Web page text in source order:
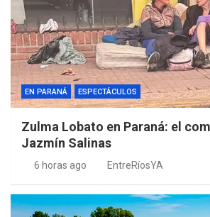
EN PARANÁ ESPECTÁCULOS
Zulma Lobato en Paraná: el
Jazmín Salinas
6 horas ago EntreRíosYA